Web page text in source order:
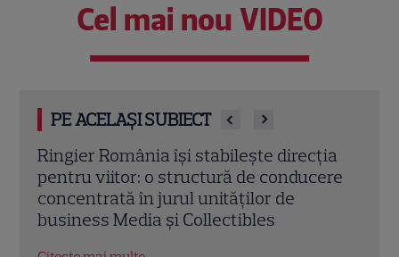
Cel mai nou VIDEO
PE ACELAȘI SUBIECT
„Mireasa” revine cu sezonul 14. Antena 1
a anunțat data premierei și surprizele
din „Regatul inimii”